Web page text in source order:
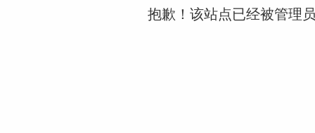
抱歉！该站点已经被管理